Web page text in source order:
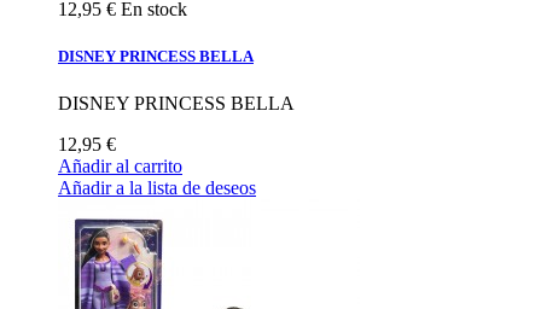
12,95 € En stock
DISNEY PRINCESS BELLA
DISNEY PRINCESS BELLA
12,95 €
Añadir al carrito
Añadir a la lista de deseos